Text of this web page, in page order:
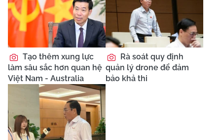
Tạo thêm xung lực
làm sâu sắc hơn quan hệ
Việt Nam - Australia
Rà soát quy định
quản lý drone để đảm
bảo khả thi